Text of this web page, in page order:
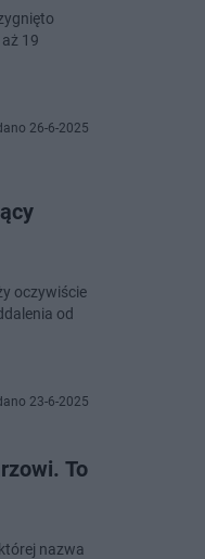
19
26-6-2025
oczywiście
od
23-6-2025
To
nazwa